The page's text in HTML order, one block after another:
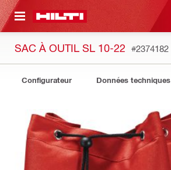
CONTENT
SAC À OUTIL SL 10-22 #2374182
Configurateur Données techniques